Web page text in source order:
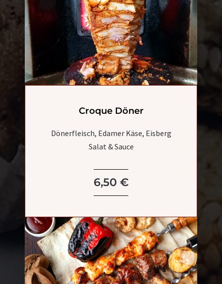
Croque Döner
Dönerfleisch, Edamer Käse, Eisberg
Salat & Sauce
6,50 €